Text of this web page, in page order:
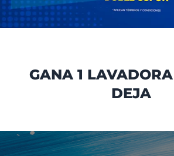
GANA 1
DEJA